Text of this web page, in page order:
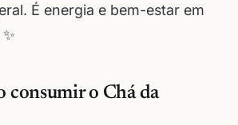
É energia e bem-estar em
consumir o Chá da